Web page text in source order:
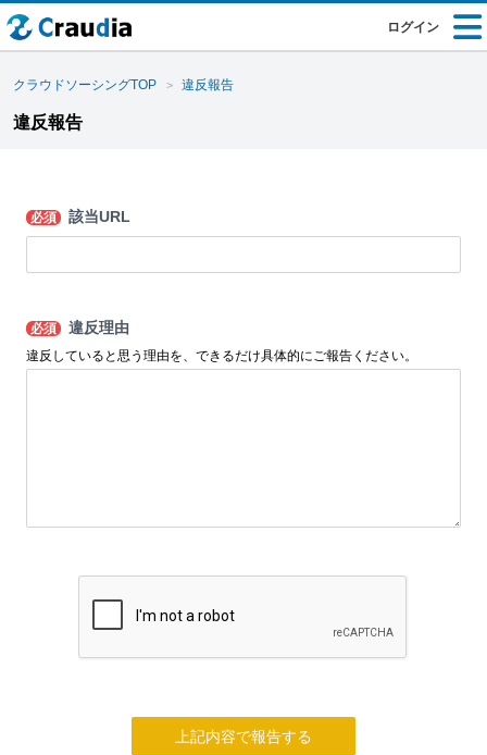
ログイン
クラウドソーシングTOP 違反報告
違反報告
必須 該当URL
必須 違反理由
違反していると思う理由を、できるだけ具体的にご報告ください。
上記内容で報告する